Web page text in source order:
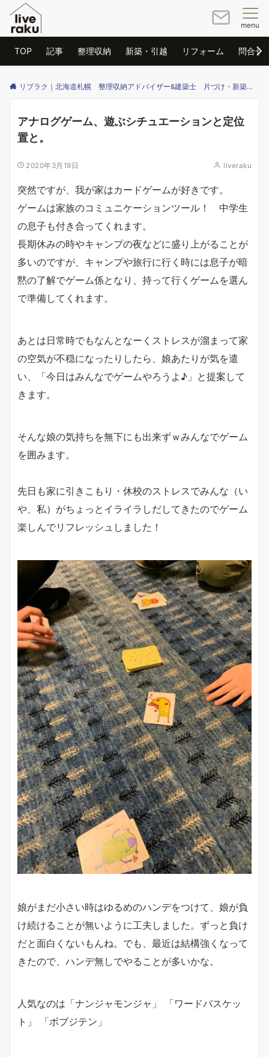
menu
TOP 記事 整理収納 新築・引越 リフォーム 問合せ
リブラク｜北海道札幌 整理収納アドバイザー&建築士 片づけ・新築・リフォームのご相談はリブラクまで
アナログゲーム、遊ぶシチュエーションと定位
置と。
2020年3月19日 liveraku
突然ですが、我が家はカードゲームが好きです。
ゲームは家族のコミュニケーションツール！ 中学生
の息子も付き合ってくれます。
長期休みの時やキャンプの夜などに盛り上がることが
多いのですが、キャンプや旅行に行く時には息子が暗
黙の了解でゲーム係となり、持って行くゲームを選ん
で準備してくれます。
あとは日常時でもなんとなーくストレスが溜まって家
の空気が不穏になったりしたら、娘あたりが気を遣
い、「今日はみんなでゲームやろうよ♪」と提案して
きます。
そんな娘の気持ちを無下にも出来ずｗみんなでゲーム
を囲みます。
先日も家に引きこもり・休校のストレスでみんな（い
や、私）がちょっとイライラしだしてきたのでゲーム
楽しんでリフレッシュしました！
娘がまだ小さい時はゆるめのハンデをつけて、娘が負
け続けることが無いように工夫しました。ずっと負け
だと面白くないもんね。でも、最近は結構強くなって
きたので、ハンデ無しでやることが多いかな。
人気なのは「ナンジャモンジャ」 「ワードバスケッ
ト」 「ボブジテン」